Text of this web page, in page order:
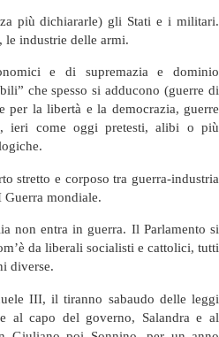
più dichiararle) gli Stati e i militari.
le industrie delle armi.
e di supremazia e dominio
che spesso si adducono (guerre di
per la libertà e la democrazia, guerre
ieri come oggi pretesti, alibi o più
stretto e corposo tra guerra-industria
mondiale.
non entra in guerra. Il Parlamento si
da liberali socialisti e cattolici, tutti
diverse.
III, il tiranno sabaudo delle leggi
al capo del governo, Salandra e al